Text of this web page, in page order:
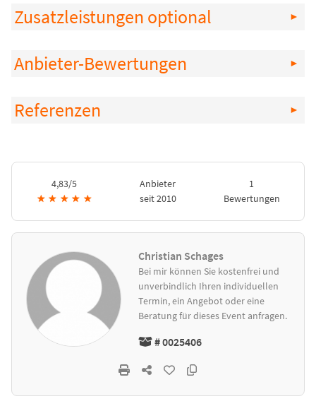
Zusatzleistungen optional
Anbieter-Bewertungen
Referenzen
4,83/5
★ ★ ★ ★ ★
Anbieter
seit 2010
1
Bewertungen
Christian Schages
Bei mir können Sie kostenfrei und
unverbindlich Ihren individuellen
Termin, ein Angebot oder eine
Beratung für dieses Event anfragen.
# 0025406